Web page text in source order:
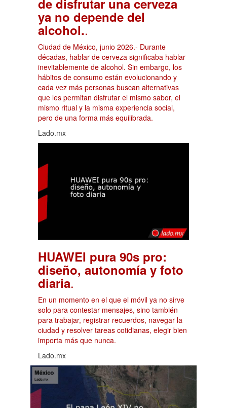
de disfrutar una cerveza
ya no depende del
alcohol..
Ciudad de México, junio 2026.- Durante
décadas, hablar de cerveza significaba hablar
inevitablemente de alcohol. Sin embargo, los
hábitos de consumo están evolucionando y
cada vez más personas buscan alternativas
que les permitan disfrutar el mismo sabor, el
mismo ritual y la misma experiencia social,
pero de una forma más equilibrada.
Lado.mx
HUAWEI pura 90s pro:
diseño, autonomía y foto
diaria.
En un momento en el que el móvil ya no sirve
solo para contestar mensajes, sino también
para trabajar, registrar recuerdos, navegar la
ciudad y resolver tareas cotidianas, elegir bien
importa más que nunca.
Lado.mx